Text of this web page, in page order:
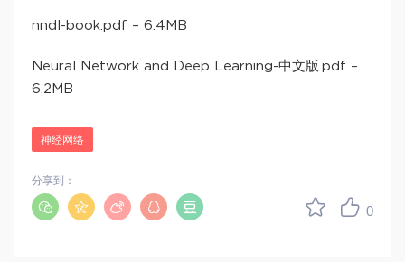
nndl-book.pdf – 6.4MB
Neural Network and Deep Learning-中文版.pdf –
6.2MB
神经网络
0
分享到：